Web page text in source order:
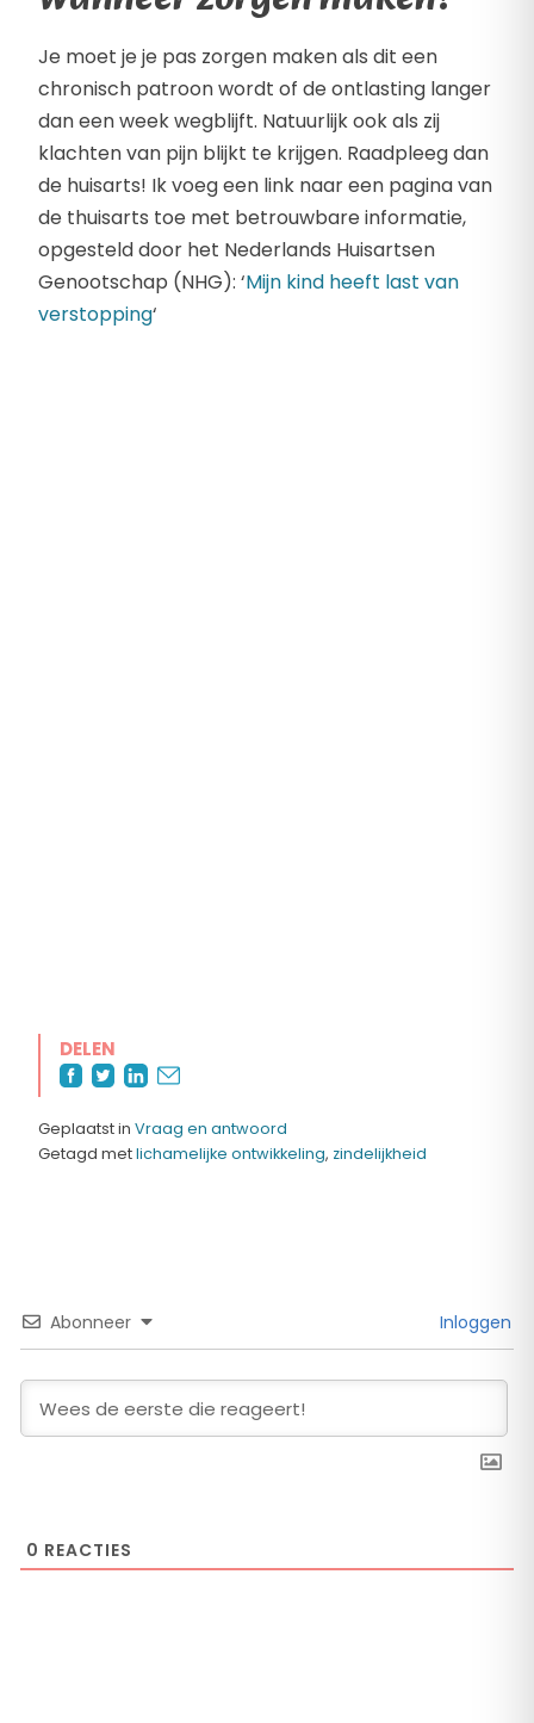
Je moet je je pas zorgen maken als dit een
chronisch patroon wordt of de ontlasting langer
dan een week wegblijft. Natuurlijk ook als zij
klachten van pijn blijkt te krijgen. Raadpleeg dan
de huisarts! Ik voeg een link naar een pagina van
de thuisarts toe met betrouwbare informatie,
opgesteld door het Nederlands Huisartsen
Genootschap (NHG): ‘Mijn kind heeft last van
verstopping‘
DELEN
Geplaatst in Vraag en antwoord
Getagd metlichamelijke ontwikkeling, zindelijkheid
Abonneer Inloggen
0 REACTIES